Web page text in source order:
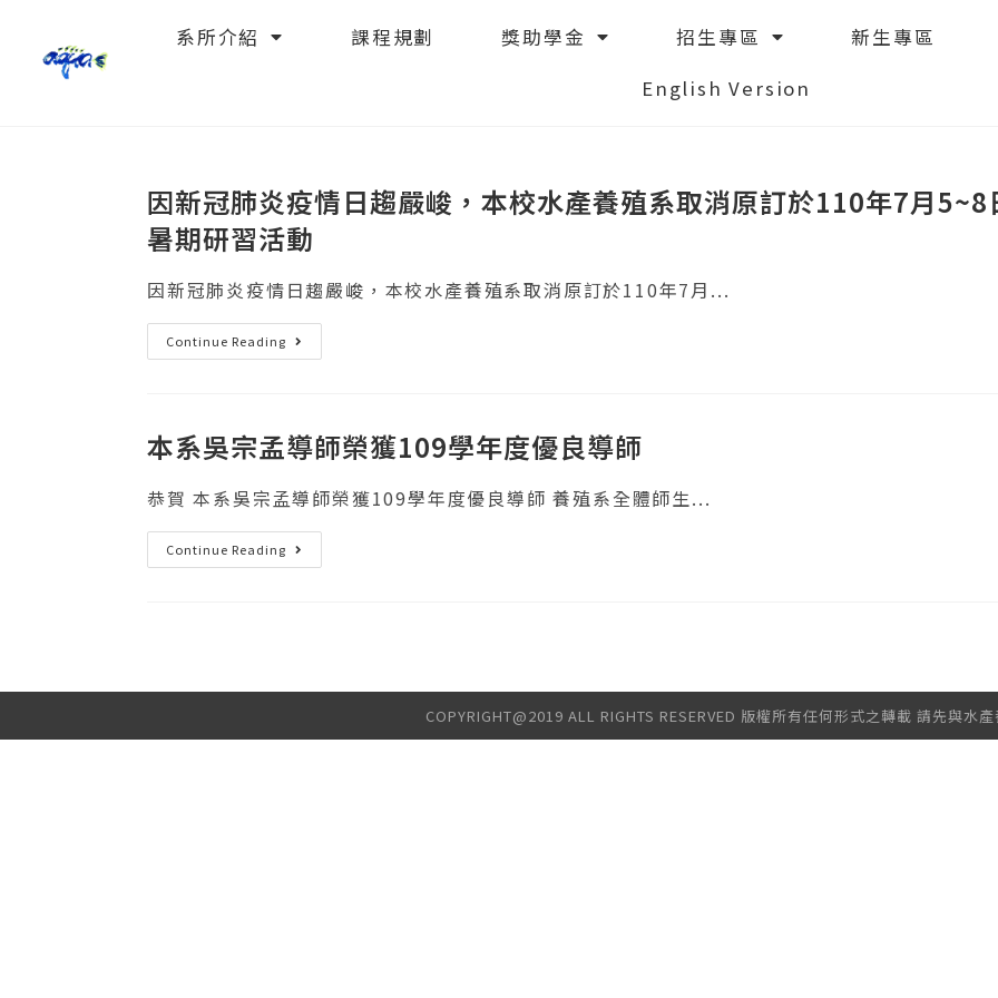
系所介紹 課程規劃 獎助學金 招生專區 新生專區
English Version
因新冠肺炎疫情日趨嚴峻，本校水產養殖系取消原訂於110年7月5~8
暑期研習活動
因新冠肺炎疫情日趨嚴峻，本校水產養殖系取消原訂於110年7月...
Continue Reading
本系吳宗孟導師榮獲109學年度優良導師
恭賀 本系吳宗孟導師榮獲109學年度優良導師 養殖系全體師生...
Continue Reading
COPYRIGHT@2019 ALL RIGHTS RESERVED 版權所有任何形式之轉載 請先與水